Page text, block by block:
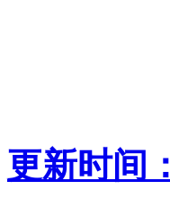
更新时间：